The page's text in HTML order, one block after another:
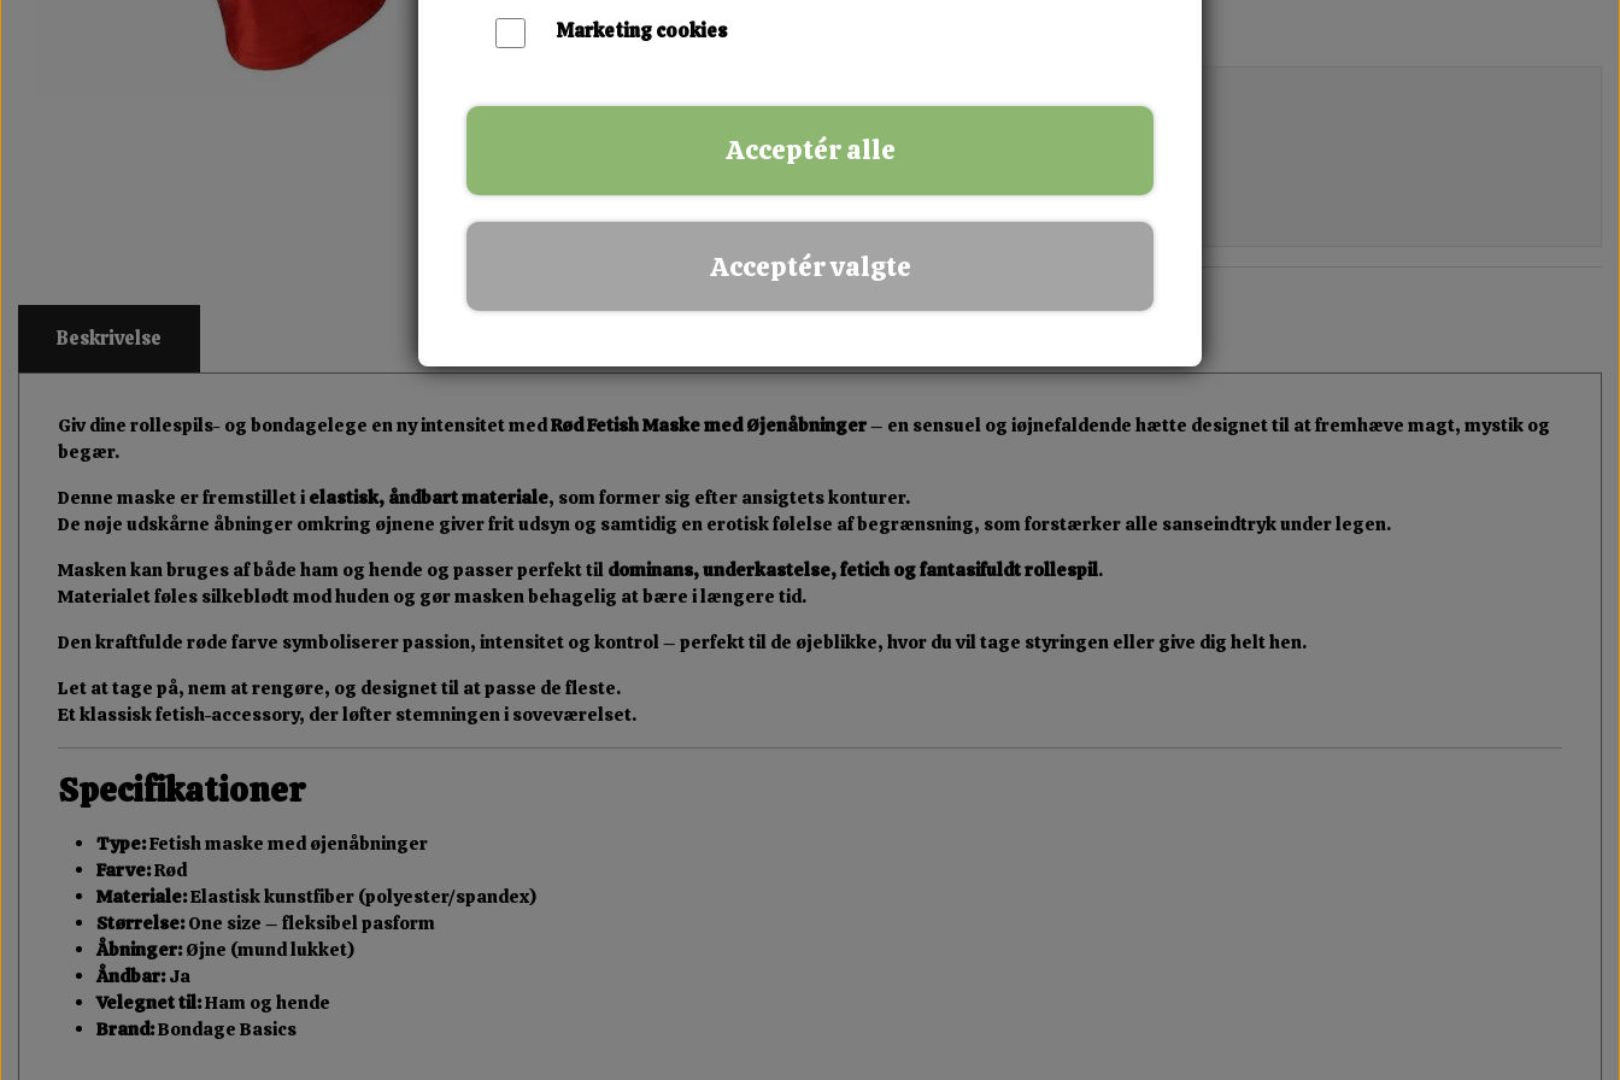
✅ Hurtig levering
Beskrivelse
Giv dine rollespils- og bondagelege en ny intensitet medRød Fetish Maske med Øjenåbninger– en sensuel og iøjnefaldende hætte designet til at fremhæve magt, mystik og
begær.
Denne maske er fremstillet i elastisk, åndbart materiale, som former sig efter ansigtets konturer.
De nøje udskårne åbninger omkring øjnene giver frit udsyn og samtidig en erotisk følelse af begrænsning, som forstærker alle sanseindtryk under legen.
Masken kan bruges af både ham og hende og passer perfekt til dominans, underkastelse, fetich og fantasifuldt rollespil.
Materialet føles silkeblødt mod huden og gør masken behagelig at bære i længere tid.
Den kraftfulde røde farve symboliserer passion, intensitet og kontrol – perfekt til de øjeblikke, hvor du vil tage styringen eller give dig helt hen.
Let at tage på, nem at rengøre, og designet til at passe de fleste.
Et klassisk fetish-accessory, der løfter stemningen i soveværelset.
Specifikationer
Type:Fetish maske med øjenåbninger
Farve:Rød
Materiale:Elastisk kunstfiber (polyester/spandex)
Størrelse: One size – fleksibel pasform
Åbninger: Øjne (mund lukket)
Åndbar: Ja
Velegnet til:Ham og hende
Brand:Bondage Basics
Marketing cookies
Acceptér alle
Acceptér valgte